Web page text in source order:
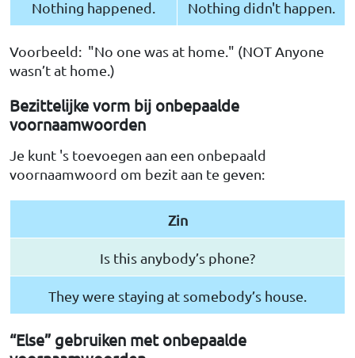
Nothing happened. Nothing didn't happen.
Voorbeeld: "No one was at home." (NOT Anyone
wasn’t at home.)
Bezittelijke vorm bij onbepaalde
voornaamwoorden
Je kunt 's toevoegen aan een onbepaald
voornaamwoord om bezit aan te geven:
Zin
Is this anybody’s phone?
They were staying at somebody’s house.
“Else” gebruiken met onbepaalde